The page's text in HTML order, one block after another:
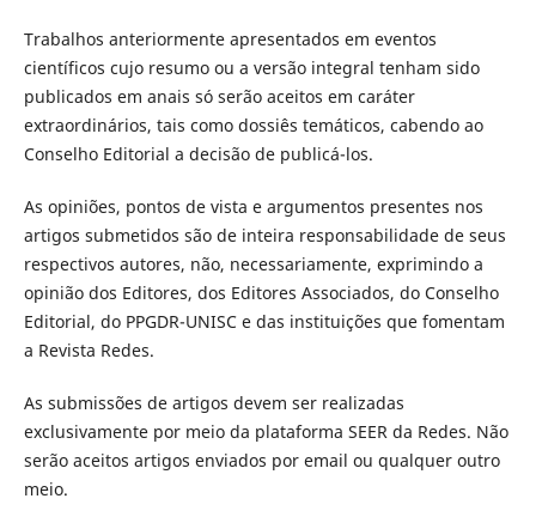
Trabalhos anteriormente apresentados em eventos
científicos cujo resumo ou a versão integral tenham sido
publicados em anais só serão aceitos em caráter
extraordinários, tais como dossiês temáticos, cabendo ao
Conselho Editorial a decisão de publicá-los.
As opiniões, pontos de vista e argumentos presentes nos
artigos submetidos são de inteira responsabilidade de seus
respectivos autores, não, necessariamente, exprimindo a
opinião dos Editores, dos Editores Associados, do Conselho
Editorial, do PPGDR-UNISC e das instituições que fomentam
a Revista Redes.
As submissões de artigos devem ser realizadas
exclusivamente por meio da plataforma SEER da Redes. Não
serão aceitos artigos enviados por email ou qualquer outro
meio.